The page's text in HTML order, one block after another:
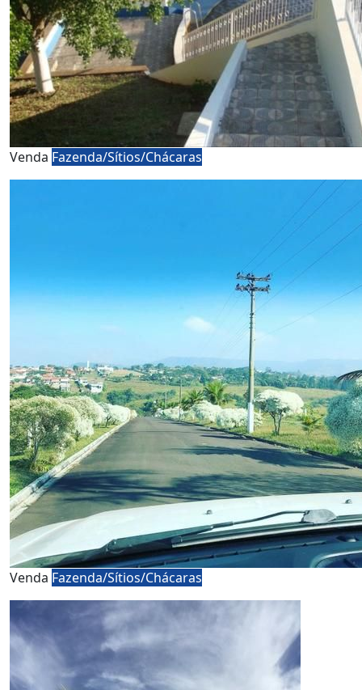
Venda Fazenda/Sítios/Chácaras
Venda Fazenda/Sítios/Chácaras